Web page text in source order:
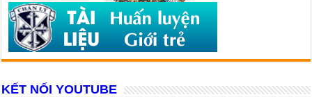
KẾT NỐI YOUTUBE